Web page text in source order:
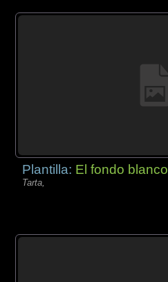
Plantilla: El fondo blanco
Tarta,